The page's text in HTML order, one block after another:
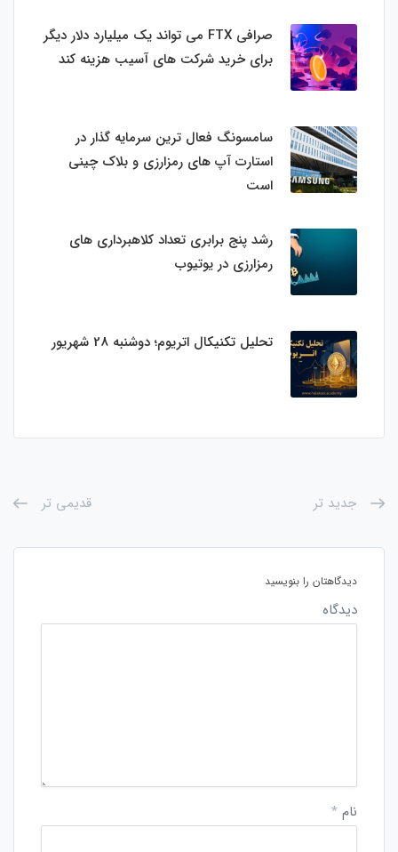
صرافی FTX می تواند یک میلیارد دلار دیگر
برای خرید شرکت های آسیب هزینه کند
سامسونگ فعال‌ ترین سرمایه‌ گذار در
استارت‌ آپ‌ های رمزارزی و بلاک چینی
است
رشد پنج برابری تعداد کلاهبرداری های
رمزارزی در یوتیوب
تحلیل تکنیکال اتریوم؛ دوشنبه 28 شهریور
جدید تر قدیمی تر
دیدگاهتان را بنویسید
دیدگاه
نام *